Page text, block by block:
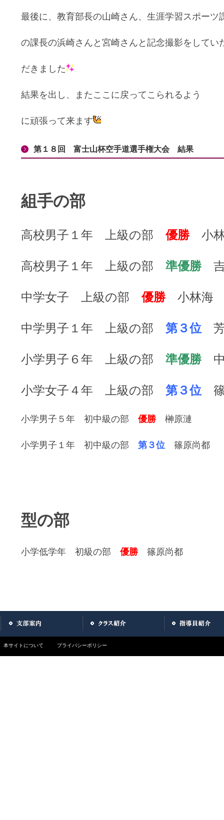
最後に、教育部長の山崎さん、生涯学習スポーツ
の課長の浜崎さんと宮崎さんと記念撮影をしてい
だきました
結果を出し、またここに戻ってこられるよう
に頑張って来ます
第１８回 富士山杯空手道選手権大会 結果
組手の部
高校男子１年 上級の部優勝小
高校男子１年 上級の部 準優勝吉
中学女子 上級の部優勝小林海
中学男子１年 上級の部 第３位芳
小学男子６年 上級の部 準優勝中
小学女子４年 上級の部 第３位篠
小学男子５年 初中級の部 優勝榊原漣
小学男子１年 初中級の部 第３位篠原尚都
型の部
小学低学年 初級の部 優勝篠原尚都
本サイトについて プライバシーポリシー